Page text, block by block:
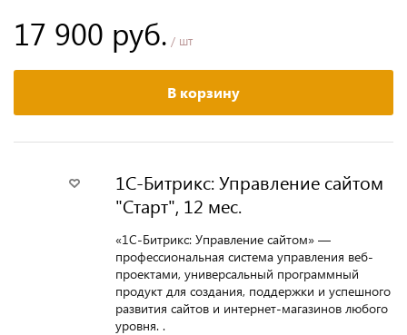
17 900 руб. / шт
В корзину
1С-Битрикс: Управление сайтом
"Старт", 12 мес.
«1С-Битрикс: Управление сайтом» —
профессиональная система управления веб-
проектами, универсальный программный
продукт для создания, поддержки и успешного
развития сайтов и интернет-магазинов любого
уровня. .